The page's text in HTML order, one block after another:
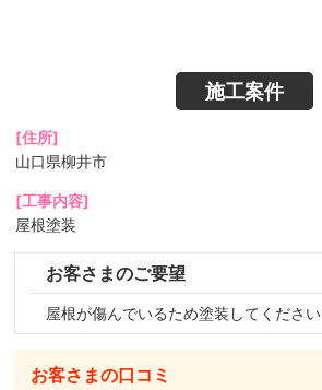
施工案件
[住所]
山口県柳井市
[工事内容]
屋根塗装
お客さまのご要望
屋根が傷んでいるため塗装してください
お客さまの口コミ